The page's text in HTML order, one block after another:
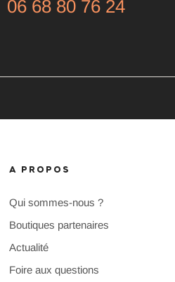
06 68 80 76 24
A PROPOS
Qui sommes-nous ?
Boutiques partenaires
Actualité
Foire aux questions